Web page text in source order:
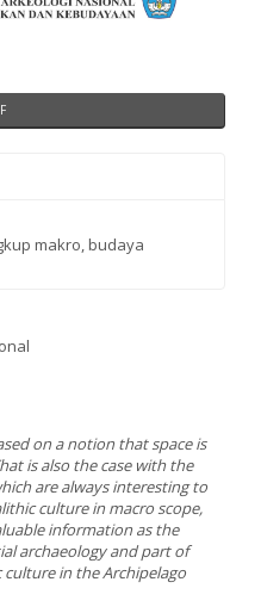
makro, budaya
on a notion that space is
is also the case with the
are always interesting to
culture in macro scope,
information as the
archaeology and part of
in the Archipelago